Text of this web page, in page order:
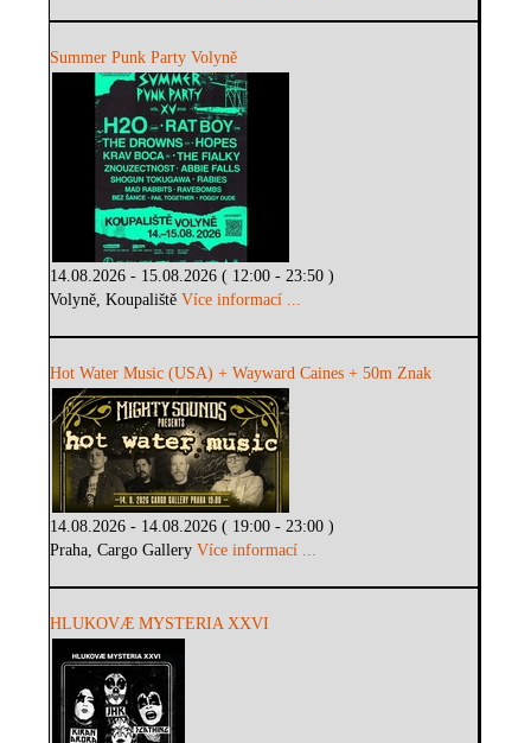
Summer Punk Party Volyně
14.08.2026 - 15.08.2026 ( 12:00 - 23:50 )
Volyně, KoupalištěVíce informací ...
Hot Water Music (USA) + Wayward Caines + 50m Znak
14.08.2026 - 14.08.2026 ( 19:00 - 23:00 )
Praha, Cargo GalleryVíce informací ...
HLUKOVÆ MYSTERIA XXVI